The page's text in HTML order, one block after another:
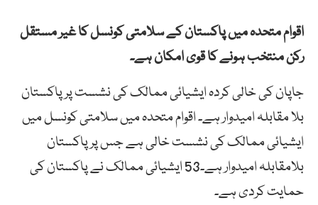
اقوام متحدہ میں پاکستان کے سلامتی کونسل کا غیر مستقل
رکن منتخب ہونے کا قوی امکان ہے۔
جاپان کی خالی کردہ ایشیائی ممالک کی نشست پر پاکستان
بلا مقابلہ امیدوار ہے۔ اقوام متحدہ میں سلامتی کونسل میں
ایشیائی ممالک کی نشست خالی ہے جس پر پاکستان
بلامقابلہ امیدوار ہے۔53 ایشیائی ممالک نے پاکستان کی
حمایت کردی ہے۔